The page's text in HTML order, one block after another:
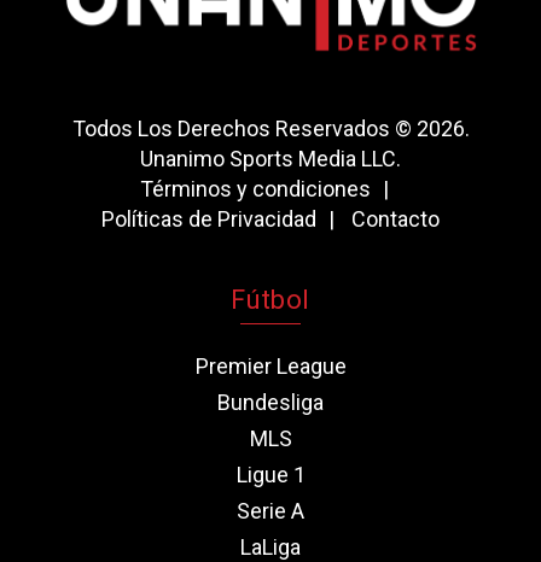
Todos Los Derechos Reservados © 2026.
Unanimo Sports Media LLC.
Términos y condiciones
Políticas de Privacidad
Contacto
Fútbol
Premier League
Bundesliga
MLS
Ligue 1
Serie A
LaLiga